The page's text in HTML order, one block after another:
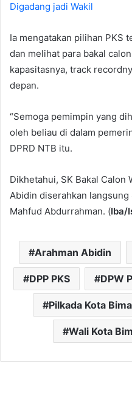
Digadang jadi Wakil
Ia mengatakan pilihan PKS
dan melihat para bakal
kapasitasnya, track
depan.
“Semoga pemimpin yang
oleh beliau di dalam
DPRD NTB itu.
Dikhetahui, SK Bakal Calon
Abidin diserahkan langsung
Mahfud Abdurrahman. (Iba/
Arahman Abidin
DPP PKS DPW
Pilkada Kota Bima
Wali Kota